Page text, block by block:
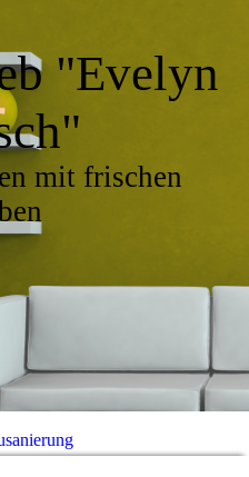
"Evelyn
mit frischen